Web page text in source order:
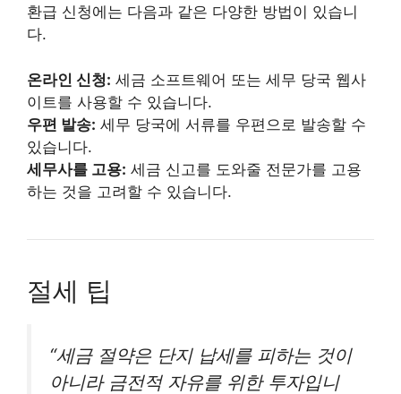
환급 신청에는 다음과 같은 다양한 방법이 있습니
다.
온라인 신청: 세금 소프트웨어 또는 세무 당국 웹사
이트를 사용할 수 있습니다.
우편 발송: 세무 당국에 서류를 우편으로 발송할 수
있습니다.
세무사를 고용: 세금 신고를 도와줄 전문가를 고용
하는 것을 고려할 수 있습니다.
절세 팁
“세금 절약은 단지 납세를 피하는 것이
아니라 금전적 자유를 위한 투자입니